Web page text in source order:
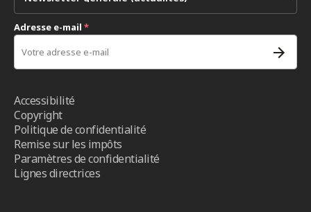
Adresse e-mail *
Accessibilité
Copyright
Politique de confidentialité
Remise sur les impôts
Paramètres de confidentialité
Lignes directrices